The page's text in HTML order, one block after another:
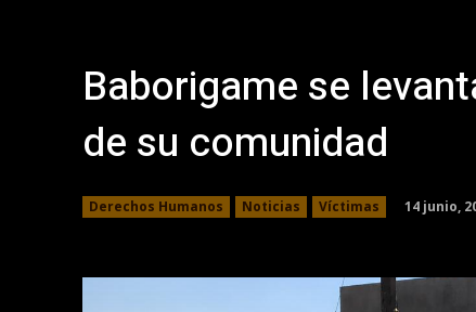
Baborigame se
de su comunidad
Derechos Humanos Noticias Víctimas 14 junio,